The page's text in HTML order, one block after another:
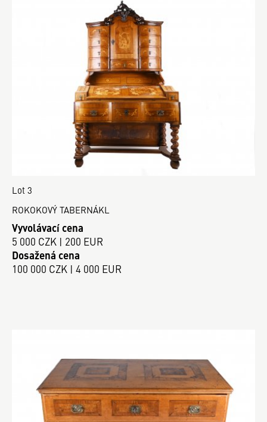
Lot 3
ROKOKOVÝ TABERNÁKL
Vyvolávací cena
5 000 CZK | 200 EUR
Dosažená cena
100 000 CZK | 4 000 EUR